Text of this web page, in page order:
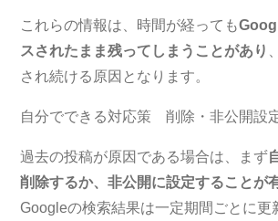
これらの情報は、時間が経っても
スされたまま残ってしまうことがあり
され続ける原因となります。
自分でできる対応策 削除・非公開設
過去の投稿が原因である場合は、まず
削除するか、非公開に設定することが
Googleの検索結果は一定期間ごとに更